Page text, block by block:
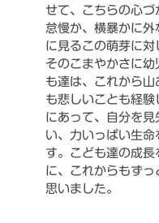
せて、こちらの心づ
怠慢か、横暴かに外
に見るこの萌芽に対
そのこまやかさに
も達は、これから
も悲しいことも経
にあって、自分を
い、力いっぱい生
す。こども達の成長
に、これからもず
思いました。